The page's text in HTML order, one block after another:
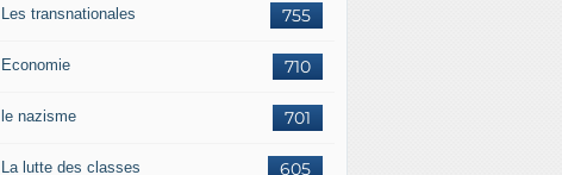
755
Les transnationales
710
Economie
701
le nazisme
605
La lutte des classes